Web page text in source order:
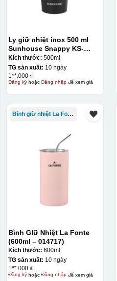
Ly giữ nhiệt inox 500 ml
Sunhouse Snappy KS-
TU500S
Kích thước: 500ml
TG sản xuất: 10 ngày
1**.000 ₫
Đăng kýhoặc Đăng nhậpđể xem giá
Bình giữ nhiệt La Fonte
Bình GIữ Nhiệt La Fonte
(600ml – 014717)
Kích thước: 600ml
TG sản xuất: 10 ngày
1**.000 ₫
Đăng kýhoặc Đăng nhậpđể xem giá